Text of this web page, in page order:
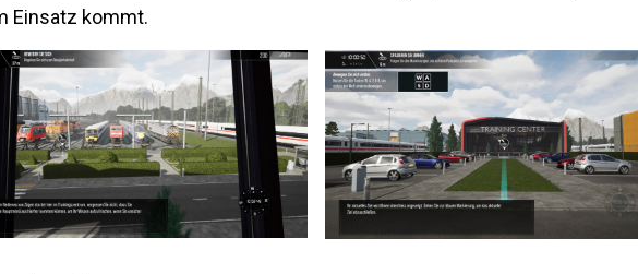
Einsatz kommt.